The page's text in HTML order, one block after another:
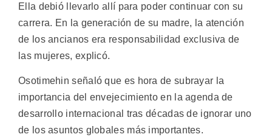
Ella debió llevarlo allí para poder continuar con su
carrera. En la generación de su madre, la atención
de los ancianos era responsabilidad exclusiva de
las mujeres, explicó.
Osotimehin señaló que es hora de subrayar la
importancia del envejecimiento en la agenda de
desarrollo internacional tras décadas de ignorar uno
de los asuntos globales más importantes.